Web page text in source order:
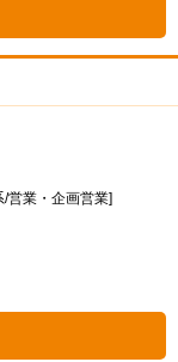
営業・企画営業]